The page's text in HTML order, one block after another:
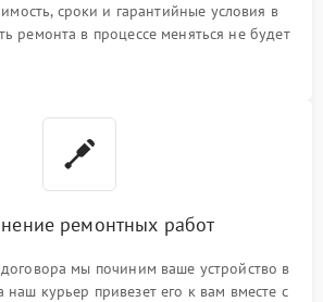
сроки и гарантийные условия в
ремонта в процессе меняться не будет
ремонтных работ
мы починим ваше устройство в
наш курьер привезет его к вам вместе с